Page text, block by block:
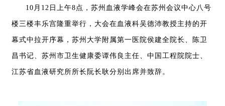
10月12日上午8点 ，苏州血液学峰会在苏州会议中心八号
楼三楼丰乐宫隆重举行 ， 大会在血液科吴德沛教授主持的开
幕式中拉开序幕 ，苏州大学附属第一医院侯建全院长 陈卫
昌书记 、苏州市卫生健康委谭伟良主任 、中国工程院院士
江苏省血液研究所所长阮长耿分别出席并致辞 。